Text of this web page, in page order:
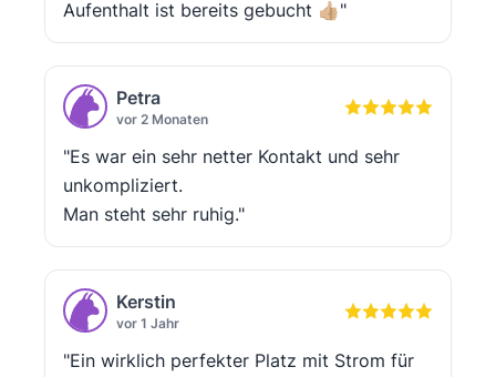
Aufenthalt ist bereits gebucht 👍🏼"
Petra
vor 2 Monaten
"Es war ein sehr netter Kontakt und sehr
unkompliziert.
Man steht sehr ruhig."
Kerstin
vor 1 Jahr
"Ein wirklich perfekter Platz mit Strom für